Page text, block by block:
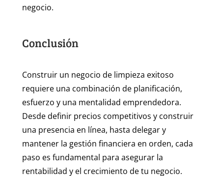
negocio.
Conclusión
Construir un negocio de limpieza exitoso
requiere una combinación de planificación,
esfuerzo y una mentalidad emprendedora.
Desde definir precios competitivos y construir
una presencia en línea, hasta delegar y
mantener la gestión financiera en orden, cada
paso es fundamental para asegurar la
rentabilidad y el crecimiento de tu negocio.